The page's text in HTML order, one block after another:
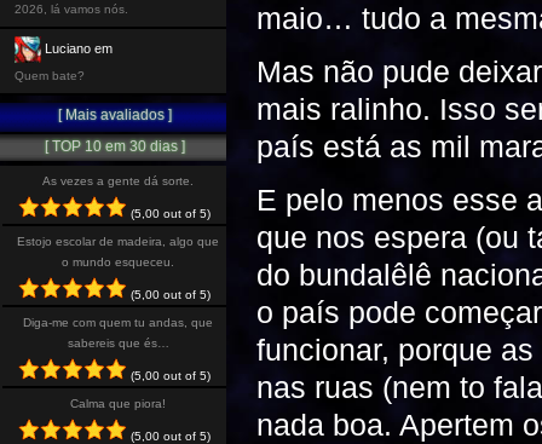
maio… tudo a
Mas não pude
mais ralinho. Isso
país está as mil
E pelo menos esse
que nos espera (ou
do bundalêlê
o país pode
funcionar, porque
nas ruas (nem to
nada boa. Apertem
2026, lá vamos nós.
Luciano em
Quem bate?
[ Mais avaliados ]
[ TOP 10 em 30 dias ]
As vezes a gente dá sorte.
(5,00 out of 5)
Estojo escolar de madeira, algo que
o mundo esqueceu.
(5,00 out of 5)
Diga-me com quem tu andas, que
sabereis que és…
(5,00 out of 5)
Calma que piora!
(5,00 out of 5)